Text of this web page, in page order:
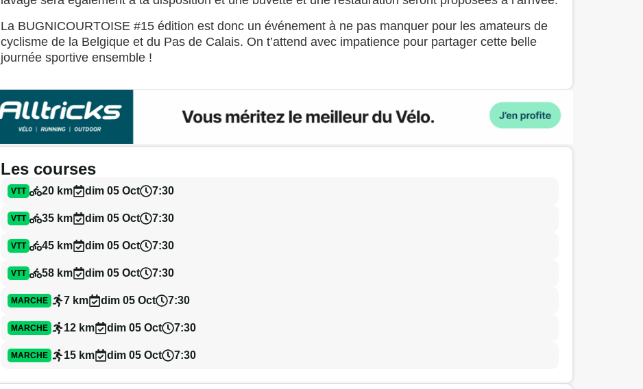
La BUGNICOURTOISE #15 édition est donc un événement à ne pas manquer pour les amateurs de
cyclisme de la Belgique et du Pas de Calais. On t’attend avec impatience pour partager cette belle
journée sportive ensemble !
Les courses
VTT 20 km dim 05 Oct 7:30
VTT 35 km dim 05 Oct 7:30
VTT 45 km dim 05 Oct 7:30
VTT 58 km dim 05 Oct 7:30
MARCHE 7 km dim 05 Oct 7:30
MARCHE 12 km dim 05 Oct 7:30
MARCHE 15 km dim 05 Oct 7:30